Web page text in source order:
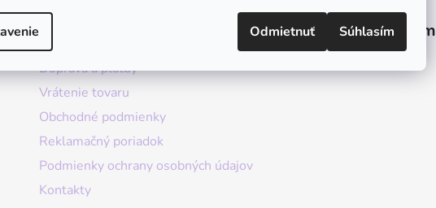
Odmietnuť Súhlasím
Doprava a platby
Vrátenie tovaru
Obchodné podmienky
Reklamačný poriadok
Podmienky ochrany osobných údajov
Kontakty
Instagram